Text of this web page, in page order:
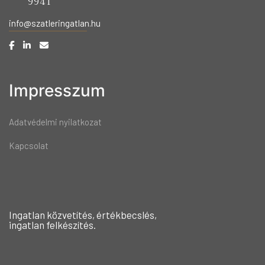
info@szatleringatlan.hu
Impresszum
Adatvédelmi nyilatkozat
Kapcsolat
Ingatlan közvetítés, értékbecslés,
ingatlan felkészítés.